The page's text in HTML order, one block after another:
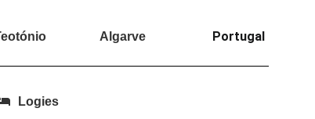
Algarve Portugal
Logies